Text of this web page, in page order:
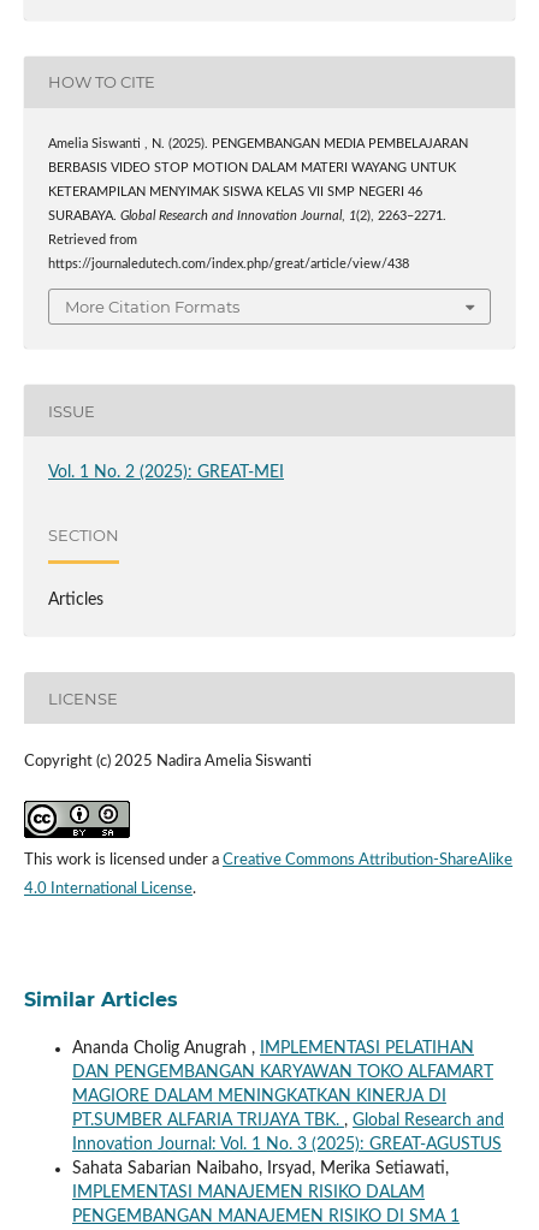
HOW TO CITE
Amelia Siswanti , N. (2025). PENGEMBANGAN MEDIA PEMBELAJARAN
BERBASIS VIDEO STOP MOTION DALAM MATERI WAYANG UNTUK
KETERAMPILAN MENYIMAK SISWA KELAS VII SMP NEGERI 46
SURABAYA. Global Research and Innovation Journal, 1(2), 2263–2271.
Retrieved from
https://journaledutech.com/index.php/great/article/view/438
More Citation Formats
ISSUE
Vol. 1 No. 2 (2025): GREAT-MEI
SECTION
Articles
LICENSE
Copyright (c) 2025 Nadira Amelia Siswanti
This work is licensed under a Creative Commons Attribution-ShareAlike
4.0 International License.
Similar Articles
Ananda Cholig Anugrah ,
IMPLEMENTASI PELATIHAN
DAN PENGEMBANGAN KARYAWAN TOKO ALFAMART
MAGIORE DALAM MENINGKATKAN KINERJA DI
PT.SUMBER ALFARIA TRIJAYA TBK. , Global Research and
Innovation Journal: Vol. 1 No. 3 (2025): GREAT-AGUSTUS
Sahata Sabarian Naibaho, Irsyad, Merika Setiawati,
IMPLEMENTASI MANAJEMEN RISIKO DALAM
PENGEMBANGAN MANAJEMEN RISIKO DI SMA 1